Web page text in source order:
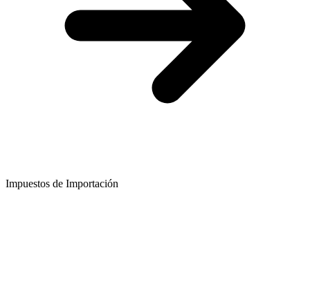
Impuestos de Importación